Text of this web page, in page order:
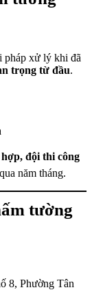
pháp xử lý khi đã
trọng từ đầu.
đội thi công
năm tháng.
tường
8, Phường Tân